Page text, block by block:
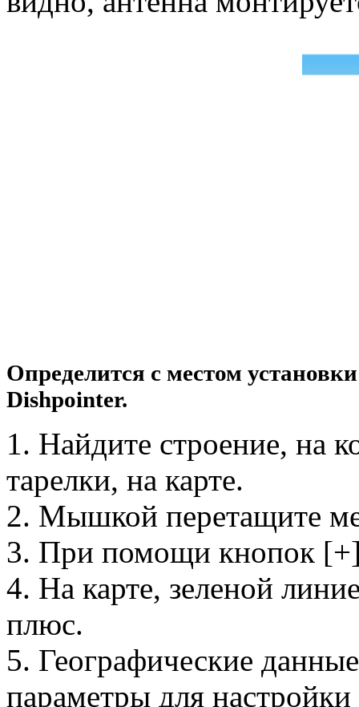
Определится с местом
Dishpointer.
1. Найдите строение, на
тарелки, на карте.
2. Мышкой перетащите
3. При помощи кнопок
4. На карте, зеленой
плюс.
5. Географические
параметры для